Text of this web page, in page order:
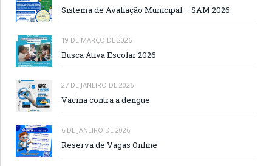
Sistema de Avaliação Municipal – SAM 2026
19 DE MARÇO DE 2026
Busca Ativa Escolar 2026
27 DE JANEIRO DE 2026
Vacina contra a dengue
6 DE JANEIRO DE 2026
Reserva de Vagas Online